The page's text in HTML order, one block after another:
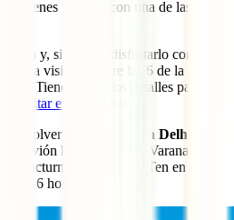
tienes una cita con una de las Siete
y, si quieres disfrutarlo como se
a visitarlo sobre las 6 de la
Tienes todos los detalles para
Visitar el Taj Mahal
volver hacia la
caótica Delhi
en avión hacia Benarés (Varanasi).
nocturno desde Agra. Ten en cuenta
de 16 horas.